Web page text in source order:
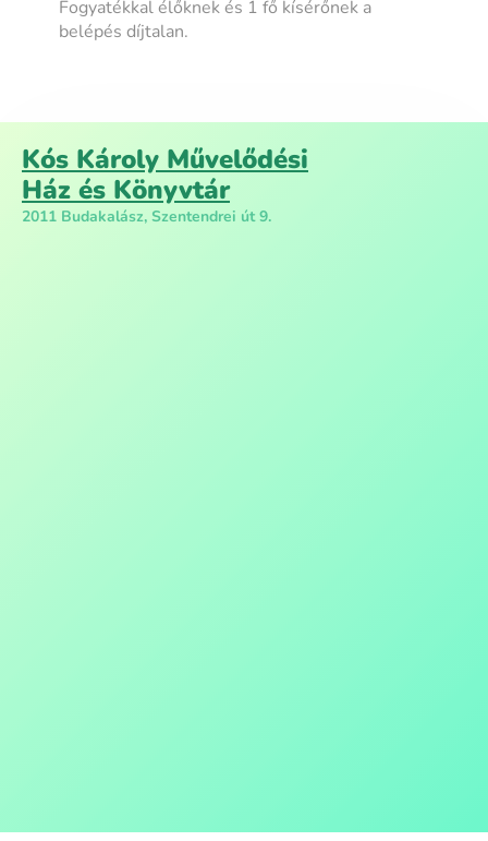
Fogyatékkal élőknek és 1 fő kísérőnek a
belépés díjtalan.
Kós Károly Művelődési
Ház és Könyvtár
2011 Budakalász, Szentendrei út 9.